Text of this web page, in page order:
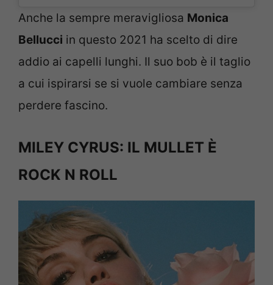
Anche la sempre meravigliosa Monica
Bellucci in questo 2021 ha scelto di dire
addio ai capelli lunghi. Il suo bob è il taglio
a cui ispirarsi se si vuole cambiare senza
perdere fascino.
MILEY CYRUS: IL MULLET È
ROCK N ROLL